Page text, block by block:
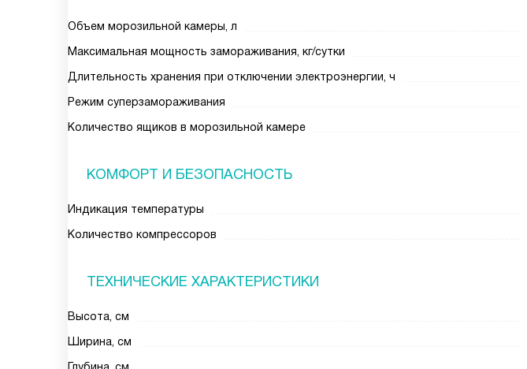
Объем морозильной камеры, л
Максимальная мощность замораживания, кг/сутки
Длительность хранения при отключении электроэнергии, ч
Режим суперзамораживания
Количество ящиков в морозильной камере
КОМФОРТ И БЕЗОПАСНОСТЬ
Индикация температуры
Количество компрессоров
ТЕХНИЧЕСКИЕ ХАРАКТЕРИСТИКИ
Высота, см
Ширина, см